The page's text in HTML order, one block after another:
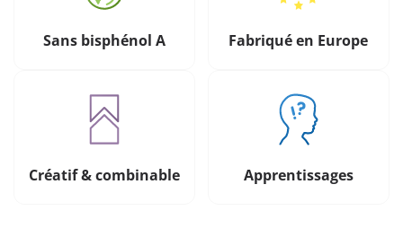
Sans bisphénol A Fabriqué en Europe
Créatif & combinable Apprentissages